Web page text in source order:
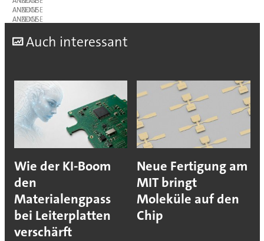
ANZEIGE
ANZEIGE
Auch interessant
Wie der KI-Boom
den
Materialengpass
bei Leiterplatten
verschärft
Neue Fertigung am
MIT bringt
Moleküle auf den
Chip